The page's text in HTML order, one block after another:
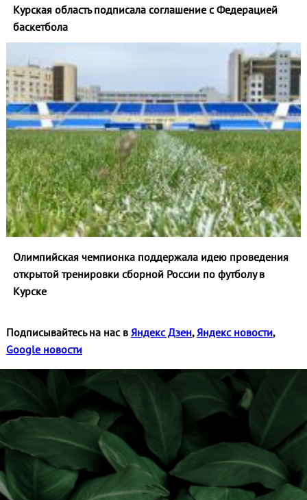
Курская область подписала соглашение с Федерацией
баскетбола
Олимпийская чемпионка поддержала идею проведения
открытой тренировки сборной России по футболу в
Курске
Подписывайтесь на нас в Яндекс Дзен, Яндекс новости,
Google новости